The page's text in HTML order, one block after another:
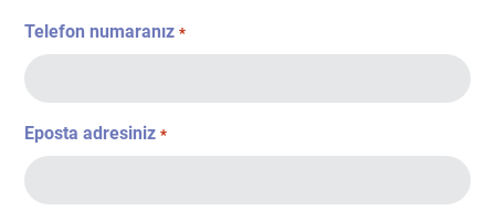
Telefon numaranız *
Eposta adresiniz *